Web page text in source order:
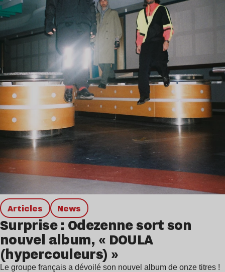
Articles news
Surprise : Odezenne sort son
nouvel album, « DOULA
(hypercouleurs) »
Le groupe français a dévoilé son nouvel album de onze titres !